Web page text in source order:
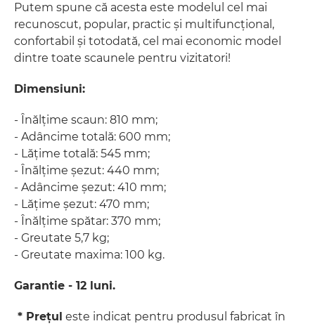
Putem spune că acesta este modelul cel mai
recunoscut, popular, practic și multifuncțional,
confortabil și totodată, cel mai economic model
dintre toate scaunele pentru vizitatori!
Dimensiuni:
- Înălțime scaun: 810 mm;
- Adâncime totală: 600 mm;
​- Lățime totală: 545 mm;
- Înălțime șezut: 440 mm;
- Adâncime șezut: 410 mm;
- Lățime șezut: 470 mm;
- Înălțime spătar: 370 mm;
- Greutate 5,7 kg;
- Greutate maxima: 100 kg.
Garantie - 12 luni.
* Prețul este indicat pentru produsul fabricat în